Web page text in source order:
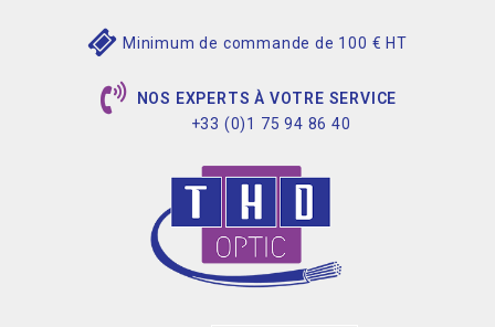
Minimum de commande de 100 € HT
NOS EXPERTS À VOTRE SERVICE
+33 (0)1 75 94 86 40